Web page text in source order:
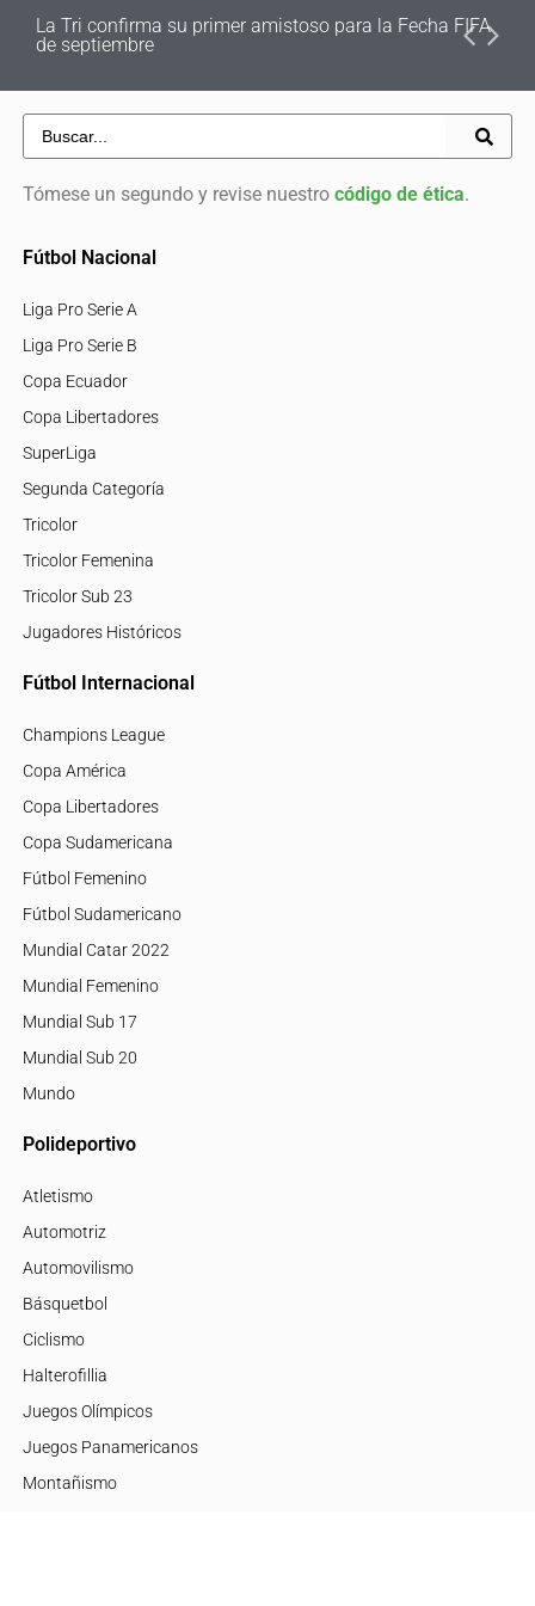
La Tri confirma su primer amistoso para la Fecha FIFA
de septiembre
Tómese un segundo y revise nuestro código de ética.
Fútbol Nacional
Liga Pro Serie A
Liga Pro Serie B
Copa Ecuador
Copa Libertadores
SuperLiga
Segunda Categoría
Tricolor
Tricolor Femenina
Tricolor Sub 23
Jugadores Históricos
Fútbol Internacional
Champions League
Copa América
Copa Libertadores
Copa Sudamericana
Fútbol Femenino
Fútbol Sudamericano
Mundial Catar 2022
Mundial Femenino
Mundial Sub 17
Mundial Sub 20
Mundo
Polideportivo
Atletismo
Automotriz
Automovilismo
Básquetbol
Ciclismo
Halterofillia
Juegos Olímpicos
Juegos Panamericanos
Montañismo